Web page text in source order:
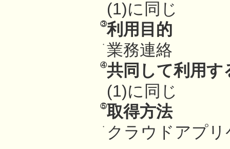
(1)に同じ
③利用目的
・ 業務連絡
④共同して利用す
(1)に同じ
⑤取得方法
・ クラウドアプ